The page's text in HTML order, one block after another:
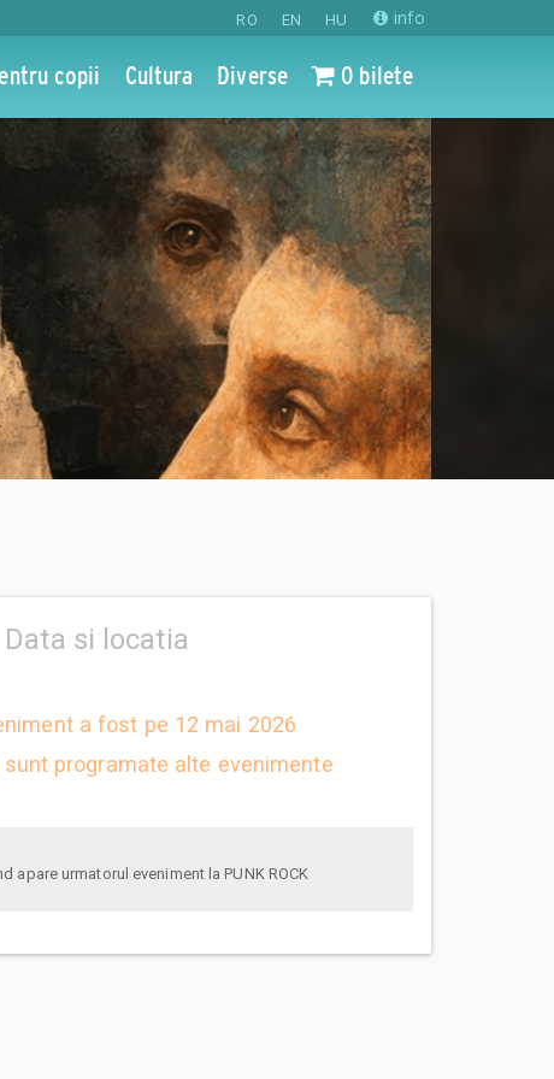
RO EN HU info
copii Cultura Diverse 0 bilete
Data si locatia
a fost pe 12 mai 2026
programate alte evenimente
anunta-ma pe email cand apare urmatorul eveniment la PUNK ROCK